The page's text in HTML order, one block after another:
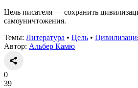
Цель писателя — сохранить
самоуничтожения.
Темы: Литература • Цель •
Автор: Альбер Камю
0
39